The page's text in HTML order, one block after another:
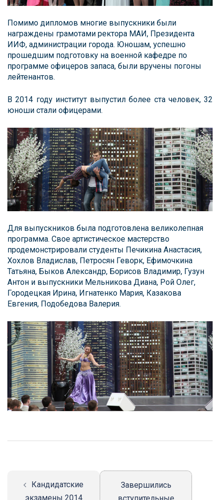
Помимо дипломов многие выпускники были
награждены грамотами ректора МАИ, Президента
ИИФ, администрации города. Юношам, успешно
прошедшим подготовку на военной кафедре по
программе офицеров запаса, были вручены погоны
лейтенантов.
В 2014 году институт выпустил более ста человек, 32
юноши стали офицерами.
Для выпускников была подготовлена великолепная
программа. Свое артистическое мастерство
продемонстрировали студенты Печикина Анастасия,
Хохлов Владислав, Петросян Геворк, Ефимочкина
Татьяна, Быков Александр, Борисов Владимир, Гузун
Антон и выпускники Мельникова Диана, Рой Олег,
Городецкая Ирина, Игнатенко Мария, Казакова
Евгения, Подобедова Валерия.
Навигация
Кандидатские
экзамены 2014
Завершились